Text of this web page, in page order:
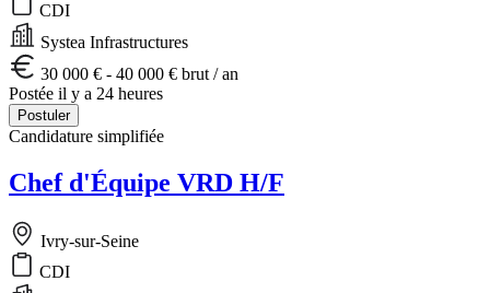
CDI
Systea Infrastructures
30 000 € - 40 000 € brut / an
Postée il y a 24 heures
Postuler
Candidature simplifiée
Chef d'Équipe VRD H/F
Ivry-sur-Seine
CDI